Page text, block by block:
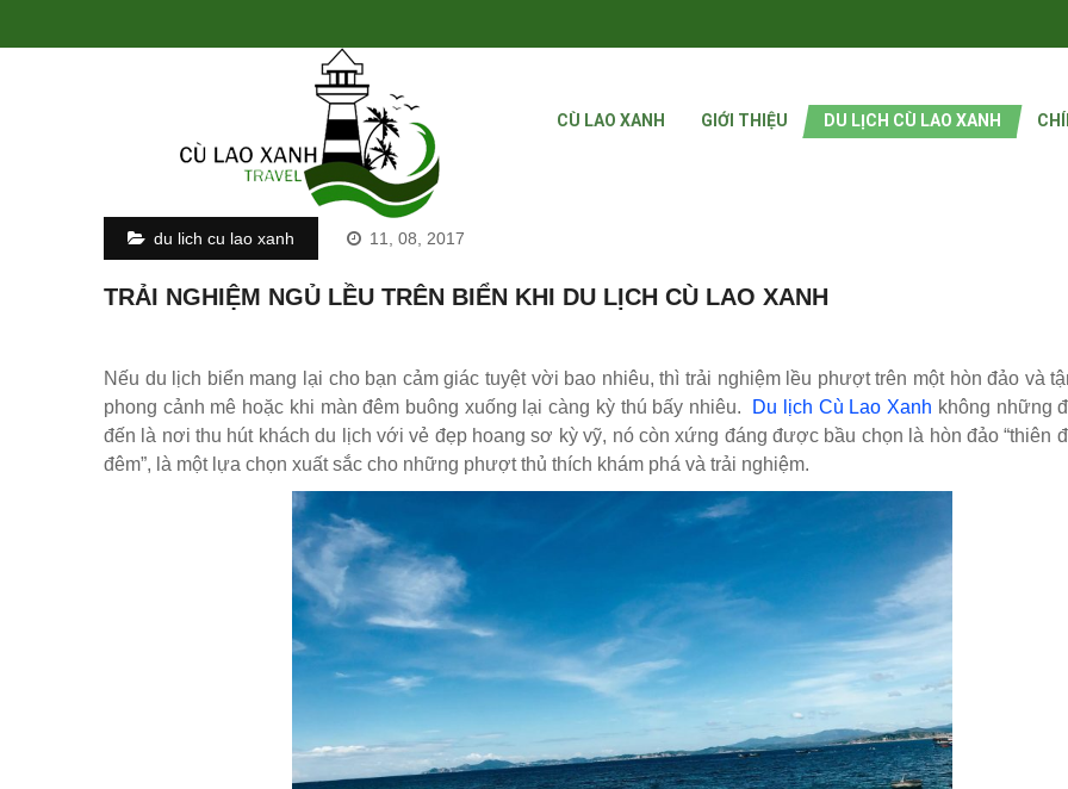
CÙ LAO XANH GIỚI THIỆU DU LỊCH CÙ LAO XANH
du lich cu lao xanh 11, 08, 2017
TRẢI NGHIỆM NGỦ LỀU TRÊN BIỂN KHI DU LỊCH CÙ LAO XANH
Nếu du lịch biển mang lại cho bạn cảm giác tuyệt vời bao nhiêu, thì trải nghiệm lều phượt trên một hòn đảo và
phong cảnh mê hoặc khi màn đêm buông xuống lại càng kỳ thú bấy nhiêu. Du lịch Cù Lao Xanh không những
đến là nơi thu hút khách du lịch với vẻ đẹp hoang sơ kỳ vỹ, nó còn xứng đáng được bầu chọn là hòn đảo “thiên
đêm”, là một lựa chọn xuất sắc cho những phượt thủ thích khám phá và trải nghiệm.